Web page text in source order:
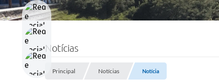
Notícias
Principal Notícias Notícia